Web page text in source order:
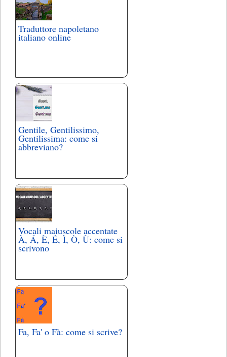
Traduttore napoletano
italiano online
Gentile, Gentilissimo,
Gentilissima: come si
abbreviano?
Vocali maiuscole accentate
À, Á, È, É, Ì, Ò, Ù: come si
scrivono
Fa, Fa' o Fà: come si scrive?